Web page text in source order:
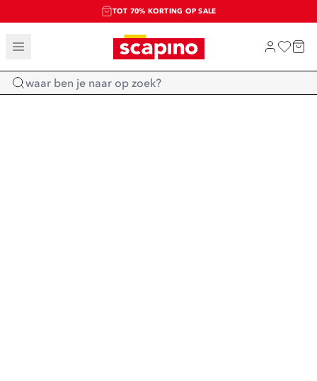
TOT 70% KORTING OP SALE
SALE: LAATSTE KANS!
SHOP NIEUW
Home